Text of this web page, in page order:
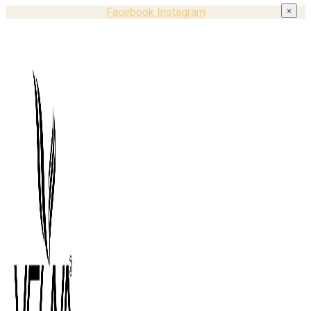
Facebook Instagram ×